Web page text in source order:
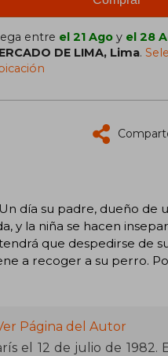
entre el 21 Ago y el 28
DE LIMA, Lima.
día su padre, dueño de
y la niña se hacen
que despedirse de
a recoger a su perro.
Página del Autor
el 12 de julio de 1982.